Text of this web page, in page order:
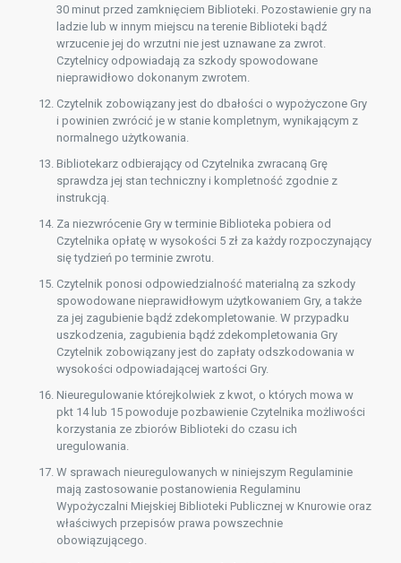
30 minut przed zamknięciem Biblioteki. Pozostawienie gry na
ladzie lub w innym miejscu na terenie Biblioteki bądź
wrzucenie jej do wrzutni nie jest uznawane za zwrot.
Czytelnicy odpowiadają za szkody spowodowane
nieprawidłowo dokonanym zwrotem.
Czytelnik zobowiązany jest do dbałości o wypożyczone Gry
i powinien zwrócić je w stanie kompletnym, wynikającym z
normalnego użytkowania.
Bibliotekarz odbierający od Czytelnika zwracaną Grę
sprawdza jej stan techniczny i kompletność zgodnie z
instrukcją.
Za niezwrócenie Gry w terminie Biblioteka pobiera od
Czytelnika opłatę w wysokości 5 zł za każdy rozpoczynający
się tydzień po terminie zwrotu.
Czytelnik ponosi odpowiedzialność materialną za szkody
spowodowane nieprawidłowym użytkowaniem Gry, a także
za jej zagubienie bądź zdekompletowanie. W przypadku
uszkodzenia, zagubienia bądź zdekompletowania Gry
Czytelnik zobowiązany jest do zapłaty odszkodowania w
wysokości odpowiadającej wartości Gry.
Nieuregulowanie którejkolwiek z kwot, o których mowa w
pkt 14 lub 15 powoduje pozbawienie Czytelnika możliwości
korzystania ze zbiorów Biblioteki do czasu ich
uregulowania.
W sprawach nieuregulowanych w niniejszym Regulaminie
mają zastosowanie postanowienia Regulaminu
Wypożyczalni Miejskiej Biblioteki Publicznej w Knurowie oraz
właściwych przepisów prawa powszechnie
obowiązującego.